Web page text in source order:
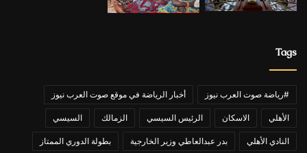
Tags
#رياضة صوت العرب نيوز أخبار الرياضة في موقع صوت العرب نيوز
الأهلي الاسكان الرئيس السيسي الزمالك السيسي
النادي الأهلي بدر عبدالعاطي وزير الخارجية بطولة الدوري الممتاز